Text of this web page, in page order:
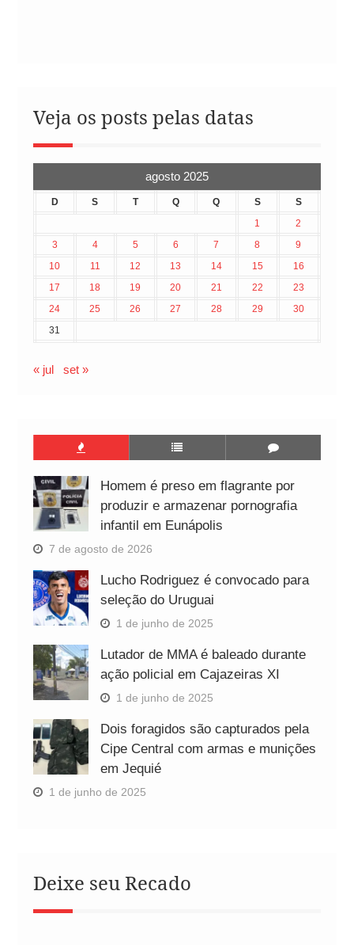
Veja os posts pelas datas
agosto 2025
D S T Q Q S
S
1
2
3
4 5 6 7 8
9
10
11 12 13 14 15
16
17
18 19 20 21 22
23
24
25 26 27 28 29
30
31
« jul set »
Homem é preso em flagrante por
produzir e armazenar pornografia
infantil em Eunápolis
7 de agosto de 2026
Lucho Rodriguez é convocado para
seleção do Uruguai
1 de junho de 2025
Lutador de MMA é baleado durante
ação policial em Cajazeiras XI
1 de junho de 2025
Dois foragidos são capturados pela
Cipe Central com armas e munições
em Jequié
1 de junho de 2025
Deixe seu Recado